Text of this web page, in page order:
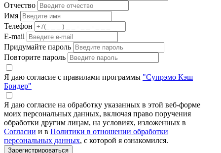
Отчество
Имя
Телефон
E-mail
Придумайте пароль
Повторите пароль
Я даю согласие с правилами программы "Супрэмо Кэш
Бридер"
Я даю согласие на обработку указанных в этой веб-форме
моих персональных данных, включая право поручения
обработки другим лицам, на условиях, изложенных в
Согласии и в Политики в отношении обработки
персональных данных, с которой я ознакомился.